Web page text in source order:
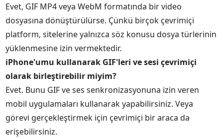
Evet, GIF MP4 veya WebM formatında bir video
dosyasına dönüştürülürse. Çünkü birçok çevrimiçi
platform, sitelerine yalnızca söz konusu dosya türlerinin
yüklenmesine izin vermektedir.
iPhone'umu kullanarak GIF'leri ve sesi çevrimiçi
olarak birleştirebilir miyim?
Evet. Bunu GIF ve ses senkronizasyonuna izin veren
mobil uygulamaları kullanarak yapabilirsiniz. Veya
görevi gerçekleştirmek için çevrimiçi bir araca da
erişebilirsiniz.